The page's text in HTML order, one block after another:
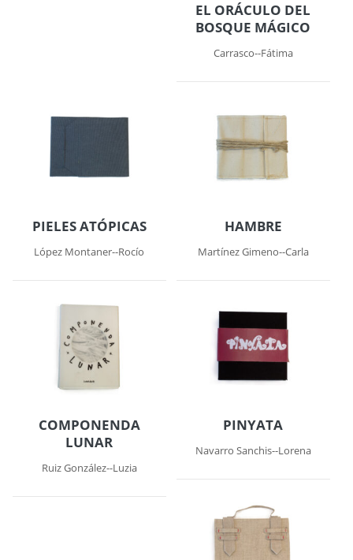
EL ORÁCULO DEL
BOSQUE MÁGICO
Carrasco--Fátima
PIELES ATÓPICAS
López Montaner--Rocío
HAMBRE
Martínez Gimeno--Carla
COMPONENDA
LUNAR
Ruiz González--Luzia
PINYATA
Navarro Sanchis--Lorena